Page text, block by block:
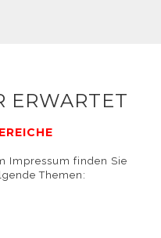
ERWARTET
Impressum finden Sie
Themen: